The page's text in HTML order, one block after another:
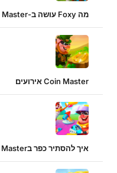
מה Foxy עושה ב-Coin Master?
Coin Master אירועים
איך להסתיר כפר בCoin Master